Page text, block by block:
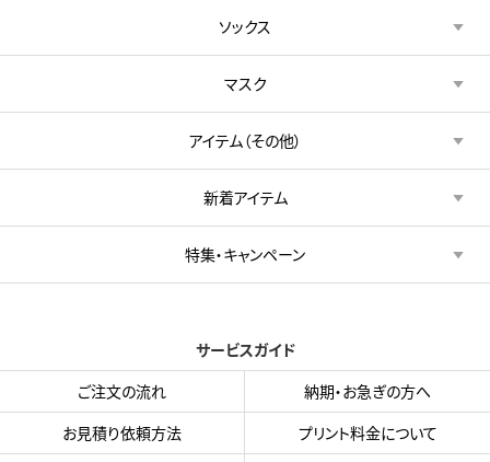
ソックス
マスク
アイテム（その他）
新着アイテム
特集・キャンペーン
サービスガイド
ご注文の流れ
納期・お急ぎの方へ
お見積り依頼方法
プリント料金について